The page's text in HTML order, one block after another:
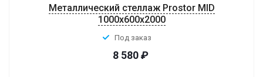
Металлический стеллаж Prostor MID
1000x600x2000
Под заказ
8 580₽